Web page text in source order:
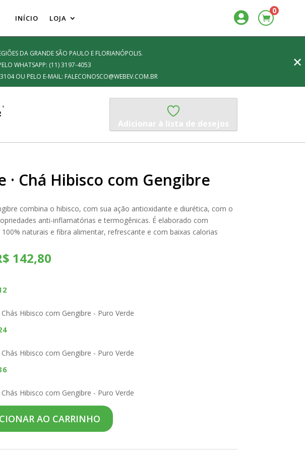
INÍCIO LOJA  0
DA GRANDE SÃO PAULO E FLORIANÓPOLIS.
WHATSAPP: (11) 3197-4053
OU PELO E-MAIL: FALECONOSCO@WEBEV.COM.BR
✕
Adicionar à lista de desejos
· Chá Hibisco com Gengibre
combina o hibisco, com sua ação antioxidante e diurética, com o
anti-inflamatórias e termogênicas. É elaborado com
naturais e fibra alimentar, refrescante e com baixas calorias
142,80
Hibisco com Gengibre - Puro Verde
Hibisco com Gengibre - Puro Verde
Hibisco com Gengibre - Puro Verde
AO CARRINHO